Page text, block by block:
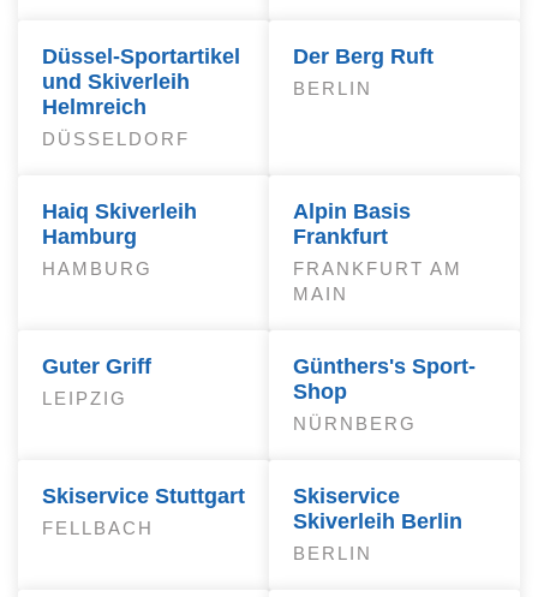
Düssel-Sportartikel
und Skiverleih
Helmreich
DÜSSELDORF
Der Berg Ruft
BERLIN
Haiq Skiverleih
Hamburg
HAMBURG
Alpin Basis
Frankfurt
FRANKFURT AM
MAIN
Guter Griff
LEIPZIG
Günthers's Sport-
Shop
NÜRNBERG
Skiservice Stuttgart
FELLBACH
Skiservice
Skiverleih Berlin
BERLIN